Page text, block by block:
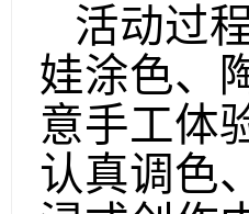
活动过
娃涂色、
意手工体
认真调色